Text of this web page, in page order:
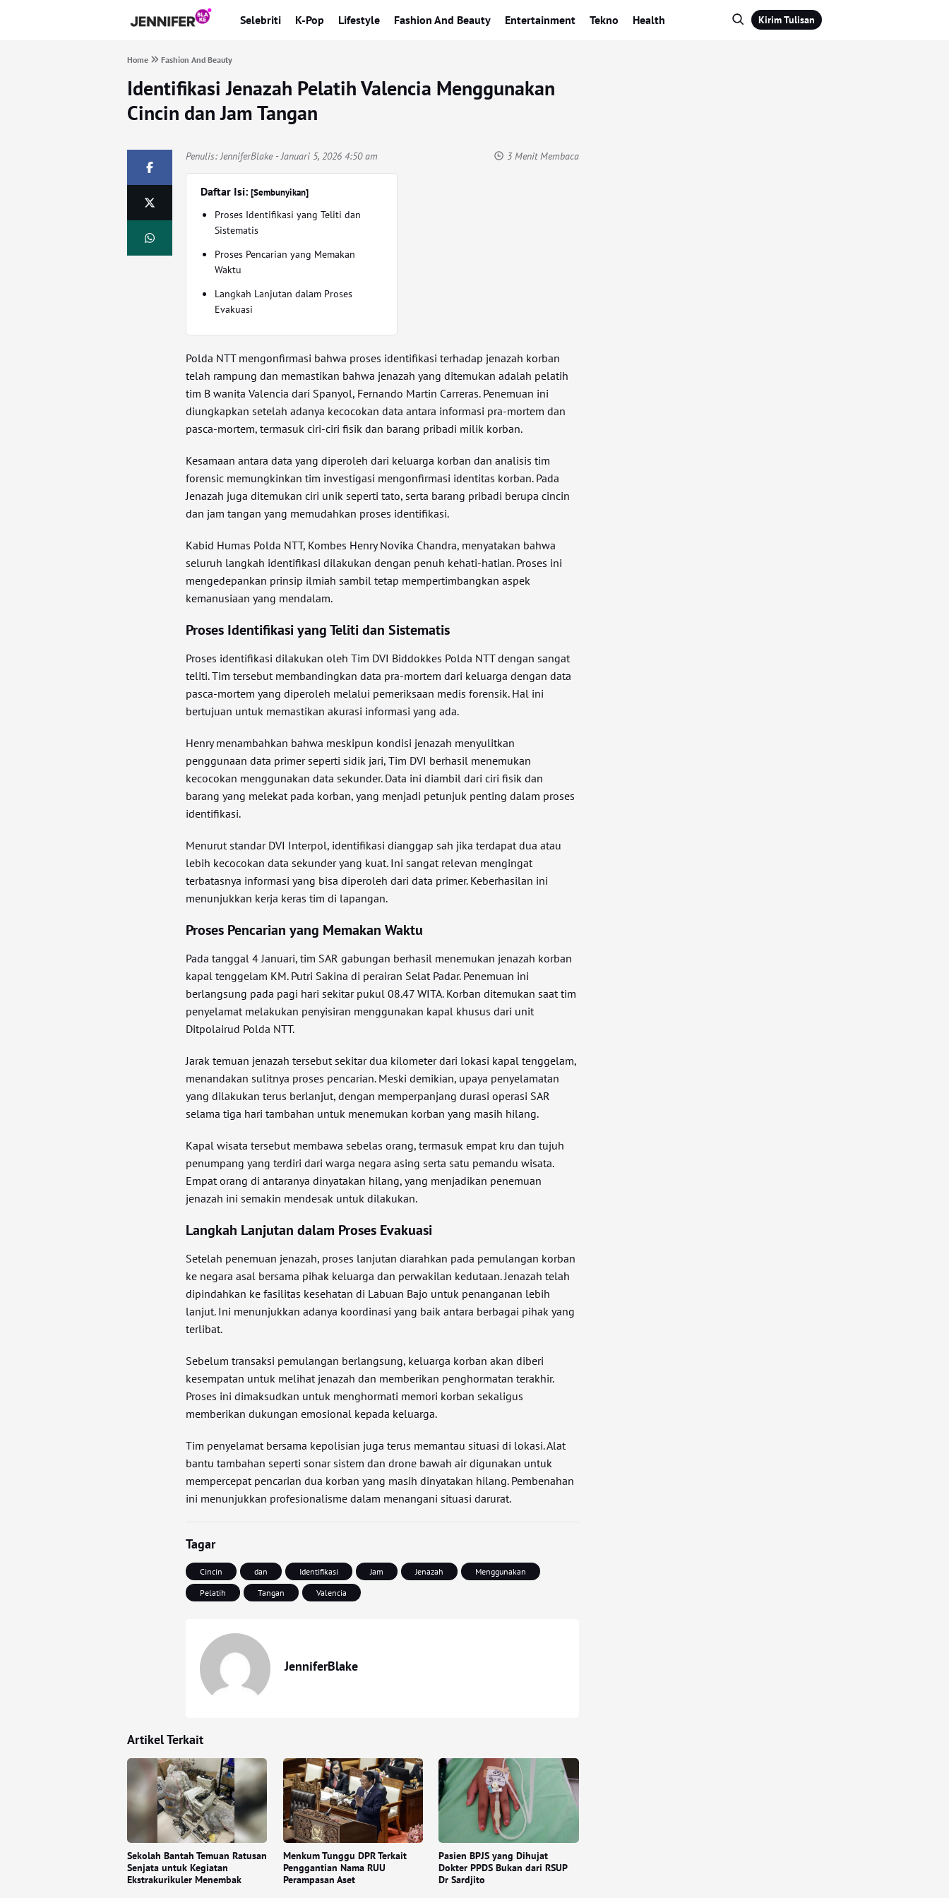
Selebriti K-Pop Lifestyle Fashion And Beauty Entertainment Tekno Health Kirim Tulisan
Home Fashion And Beauty
Identifikasi Jenazah Pelatih Valencia Menggunakan
Cincin dan Jam Tangan
Penulis:JenniferBlake- Januari 5, 2026 4:50 am 3 Menit Membaca
Daftar Isi:[Sembunyikan]
Proses Identifikasi yang Teliti dan
Sistematis
Proses Pencarian yang Memakan
Waktu
Langkah Lanjutan dalam Proses
Evakuasi
Polda NTT mengonfirmasi bahwa proses identifikasi terhadap jenazah korban
telah rampung dan memastikan bahwa jenazah yang ditemukan adalah pelatih
tim B wanita Valencia dari Spanyol, Fernando Martin Carreras. Penemuan ini
diungkapkan setelah adanya kecocokan data antara informasi pra-mortem dan
pasca-mortem, termasuk ciri-ciri fisik dan barang pribadi milik korban.
Kesamaan antara data yang diperoleh dari keluarga korban dan analisis tim
forensic memungkinkan tim investigasi mengonfirmasi identitas korban. Pada
Jenazah juga ditemukan ciri unik seperti tato, serta barang pribadi berupa cincin
dan jam tangan yang memudahkan proses identifikasi.
Kabid Humas Polda NTT, Kombes Henry Novika Chandra, menyatakan bahwa
seluruh langkah identifikasi dilakukan dengan penuh kehati-hatian. Proses ini
mengedepankan prinsip ilmiah sambil tetap mempertimbangkan aspek
kemanusiaan yang mendalam.
Proses Identifikasi yang Teliti dan Sistematis
Proses identifikasi dilakukan oleh Tim DVI Biddokkes Polda NTT dengan sangat
teliti. Tim tersebut membandingkan data pra-mortem dari keluarga dengan data
pasca-mortem yang diperoleh melalui pemeriksaan medis forensik. Hal ini
bertujuan untuk memastikan akurasi informasi yang ada.
Henry menambahkan bahwa meskipun kondisi jenazah menyulitkan
penggunaan data primer seperti sidik jari, Tim DVI berhasil menemukan
kecocokan menggunakan data sekunder. Data ini diambil dari ciri fisik dan
barang yang melekat pada korban, yang menjadi petunjuk penting dalam proses
identifikasi.
Menurut standar DVI Interpol, identifikasi dianggap sah jika terdapat dua atau
lebih kecocokan data sekunder yang kuat. Ini sangat relevan mengingat
terbatasnya informasi yang bisa diperoleh dari data primer. Keberhasilan ini
menunjukkan kerja keras tim di lapangan.
Proses Pencarian yang Memakan Waktu
Pada tanggal 4 Januari, tim SAR gabungan berhasil menemukan jenazah korban
kapal tenggelam KM. Putri Sakina di perairan Selat Padar. Penemuan ini
berlangsung pada pagi hari sekitar pukul 08.47 WITA. Korban ditemukan saat tim
penyelamat melakukan penyisiran menggunakan kapal khusus dari unit
Ditpolairud Polda NTT.
Jarak temuan jenazah tersebut sekitar dua kilometer dari lokasi kapal tenggelam,
menandakan sulitnya proses pencarian. Meski demikian, upaya penyelamatan
yang dilakukan terus berlanjut, dengan memperpanjang durasi operasi SAR
selama tiga hari tambahan untuk menemukan korban yang masih hilang.
Kapal wisata tersebut membawa sebelas orang, termasuk empat kru dan tujuh
penumpang yang terdiri dari warga negara asing serta satu pemandu wisata.
Empat orang di antaranya dinyatakan hilang, yang menjadikan penemuan
jenazah ini semakin mendesak untuk dilakukan.
Langkah Lanjutan dalam Proses Evakuasi
Setelah penemuan jenazah, proses lanjutan diarahkan pada pemulangan korban
ke negara asal bersama pihak keluarga dan perwakilan kedutaan. Jenazah telah
dipindahkan ke fasilitas kesehatan di Labuan Bajo untuk penanganan lebih
lanjut. Ini menunjukkan adanya koordinasi yang baik antara berbagai pihak yang
terlibat.
Sebelum transaksi pemulangan berlangsung, keluarga korban akan diberi
kesempatan untuk melihat jenazah dan memberikan penghormatan terakhir.
Proses ini dimaksudkan untuk menghormati memori korban sekaligus
memberikan dukungan emosional kepada keluarga.
Tim penyelamat bersama kepolisian juga terus memantau situasi di lokasi. Alat
bantu tambahan seperti sonar sistem dan drone bawah air digunakan untuk
mempercepat pencarian dua korban yang masih dinyatakan hilang. Pembenahan
ini menunjukkan profesionalisme dalam menangani situasi darurat.
Tagar
Cincin dan Identifikasi Jam Jenazah
Menggunakan
Pelatih
Tangan Valencia
JenniferBlake
Artikel Terkait
Sekolah Bantah Temuan Ratusan
Senjata untuk Kegiatan
Ekstrakurikuler Menembak
Menkum Tunggu DPR Terkait
Penggantian Nama RUU
Perampasan Aset
Pasien BPJS yang Dihujat
Dokter PPDS Bukan dari RSUP
Dr Sardjito